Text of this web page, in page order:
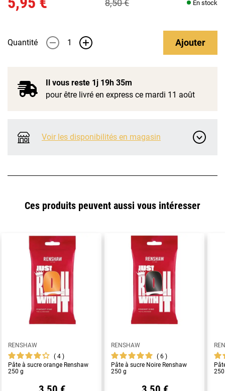
8,50 € En stock
Quantité - + Ajouter
Il vous reste 1j 19h 35m
pour être livré en express ce mardi 11 août
Voir les disponibilités en magasin
Ces produits peuvent aussi vous intéresser
RENSHAW
4
Pâte à sucre orange Renshaw
250 g
RENSHAW
6
Pâte à sucre Noire Renshaw
250 g
250